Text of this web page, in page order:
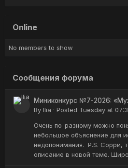
Online
No members to show
Сообщения форума
Миниконкурс №7-2026:
By Ilia · Posted Tuesday at
Очень по-разному можно
небольшое объяснение для
недопонимания. P.S. Сорри,
описание в новой теме.